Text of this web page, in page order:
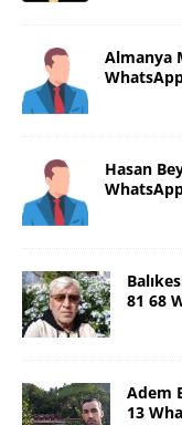
Almanya
Hasan
81 68
Adem
13